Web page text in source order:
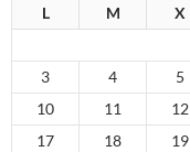
L M X
3
4 5
10
11 12
17
18 19